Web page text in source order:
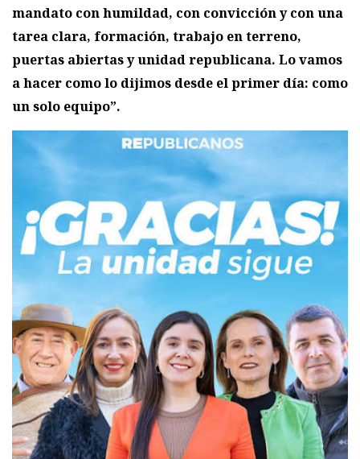
mandato con humildad, con convicción y con una
tarea clara, formación, trabajo en terreno,
puertas abiertas y unidad republicana. Lo vamos
a hacer como lo dijimos desde el primer día: como
un solo equipo”.